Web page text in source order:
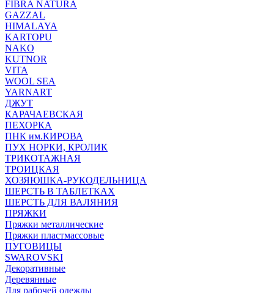
FIBRA NATURA
GAZZAL
HIMALAYA
KARTOPU
NAKO
KUTNOR
VITA
WOOL SEA
YARNART
ДЖУТ
КАРАЧАЕВСКАЯ
ПЕХОРКА
ПНК им.КИРОВА
ПУХ НОРКИ, КРОЛИК
ТРИКОТАЖНАЯ
ТРОИЦКАЯ
ХОЗЯЮШКА-РУКОДЕЛЬНИЦА
ШЕРСТЬ В ТАБЛЕТКАХ
ШЕРСТЬ ДЛЯ ВАЛЯНИЯ
ПРЯЖКИ
Пряжки металлические
Пряжки пластмассовые
ПУГОВИЦЫ
SWAROVSKI
Декоративные
Деревянные
Для рабочей одежды